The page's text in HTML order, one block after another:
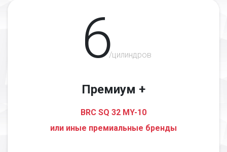
6/цилиндров
Премиум +
BRC SQ 32 MY-10
или иные премиальные бренды